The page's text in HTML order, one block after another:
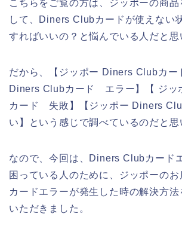
こちらをご覧の方は、ジッポーの商品
して、Diners Clubカードが使えない
すればいいの？と悩んでいる人だと思
だから、【ジッポー Diners Clubカー
Diners Clubカード エラー】【 ジッ
カード 失敗】【ジッポー Diners
い】という感じで調べているのだと思
なので、今回は、Diners Clubカード
困っている人のために、ジッポーの
カードエラーが発生した時の解決方法
いただきました。